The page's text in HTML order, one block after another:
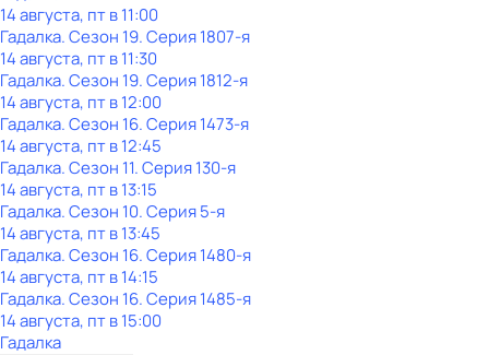
14 августа, пт в 11:00
Гадaлкa. Сезон 19. Серия 1807-я
14 августа, пт в 11:30
Гадaлкa. Сезон 19. Серия 1812-я
14 августа, пт в 12:00
Гадaлкa. Сезон 16. Серия 1473-я
14 августа, пт в 12:45
Гадaлкa. Сезон 11. Серия 130-я
14 августа, пт в 13:15
Гадaлкa. Сезон 10. Серия 5-я
14 августа, пт в 13:45
Гадaлкa. Сезон 16. Серия 1480-я
14 августа, пт в 14:15
Гадaлкa. Сезон 16. Серия 1485-я
14 августа, пт в 15:00
Гадaлкa